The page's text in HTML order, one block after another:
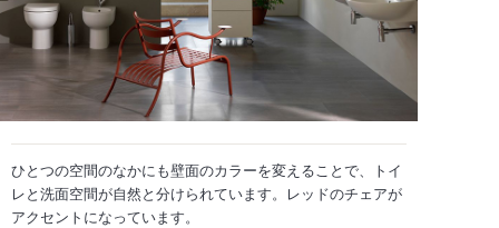
ひとつの空間のなかにも壁面のカラーを変えることで、トイ
レと洗面空間が自然と分けられています。レッドのチェアが
アクセントになっています。